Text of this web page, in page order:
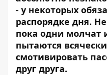
- у некоторых
распорядке дня.
пока одни молчат
пытаются
смотивировать
друг друга.